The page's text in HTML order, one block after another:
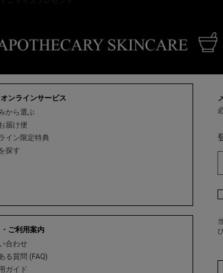
ンラインサービス
から選ぶ
届け便
イン限定特典
探す
ご利用案内
合わせ
る質問 (FAQ)
ガイド